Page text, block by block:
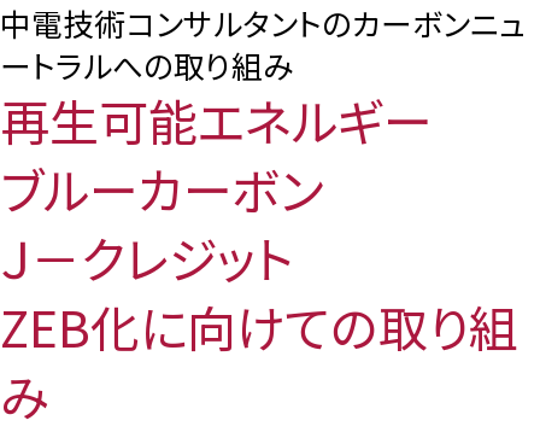
中電技術コンサルタントのカーボンニュ
ートラルへの取り組み
再生可能エネルギー
ブルーカーボン
Ｊ－クレジット
ZEB化に向けての取り組
み